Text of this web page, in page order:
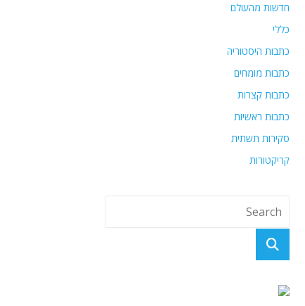
חדשות מהעולם
כללי
כתבות היסטוריה
כתבות מומחים
כתבות קצרות
כתבות ראשיות
סקירות תשתית
קריקטורות